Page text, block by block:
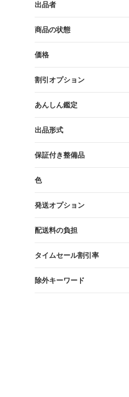
出品者
商品の状態
価格
割引オプション
あんしん鑑定
出品形式
保証付き整備品
色
発送オプション
配送料の負担
タイムセール割引率
除外キーワード